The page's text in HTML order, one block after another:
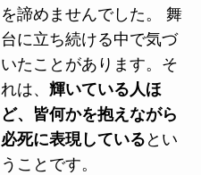
を諦めませんでした。 舞
台に立ち続ける中で気づ
いたことがあります。そ
れは、 輝いている人ほ
ど、皆何かを抱えながら
必死に表現している とい
うことです。